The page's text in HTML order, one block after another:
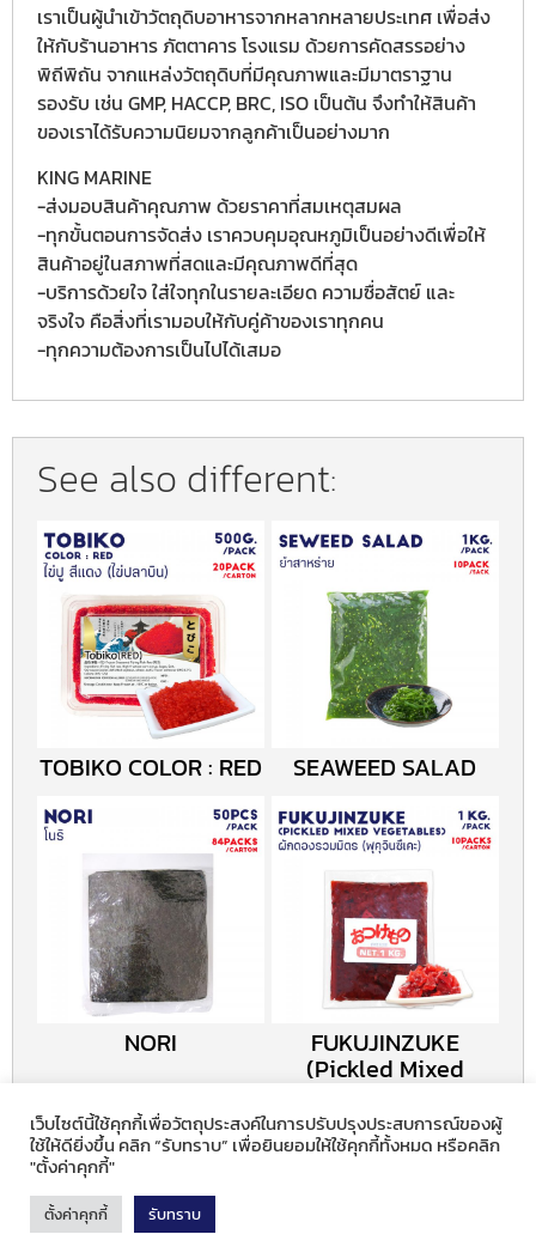
เราเป็นผู้นำเข้าวัตถุดิบอาหารจากหลากหลายประเทศ เพื่อส่ง
ให้กับร้านอาหาร ภัตตาคาร โรงแรม ด้วยการคัดสรรอย่าง
พิถีพิถัน จากแหล่งวัตถุดิบที่มีคุณภาพและมีมาตราฐาน
รองรับ เช่น GMP, HACCP, BRC, ISO เป็นต้น จึงทำให้สินค้า
ของเราได้รับความนิยมจากลูกค้าเป็นอย่างมาก
KING MARINE
-ส่งมอบสินค้าคุณภาพ ด้วยราคาที่สมเหตุสมผล
-ทุกขั้นตอนการจัดส่ง เราควบคุมอุณหภูมิเป็นอย่างดีเพื่อให้
สินค้าอยู่ในสภาพที่สดและมีคุณภาพดีที่สุด
-บริการด้วยใจ ใส่ใจทุกในรายละเอียด ความซื่อสัตย์ และ
จริงใจ คือสิ่งที่เรามอบให้กับคู่ค้าของเราทุกคน
-ทุกความต้องการเป็นไปได้เสมอ
See also different:
TOBIKO COLOR : RED SEAWEED SALAD
NORI FUKUJINZUKE
(Pickled Mixed
<< return to listing
เว็บไซต์นี้ใช้คุกกี้เพื่อวัตถุประสงค์ในการปรับปรุงประสบการณ์ของผู้
ใช้ให้ดียิ่งขึ้น คลิก “รับทราบ” เพื่อยินยอมให้ใช้คุกกี้ทั้งหมด หรือคลิก
"ตั้งค่าคุกกี้"
ตั้งค่าคุกกี้ รับทราบ